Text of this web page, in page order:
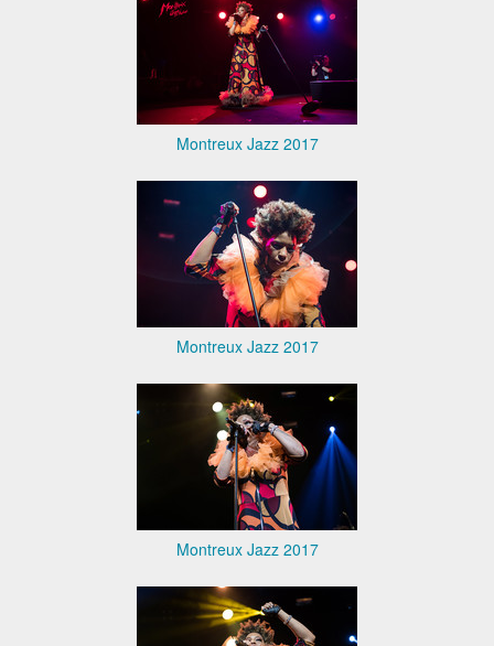
Montreux Jazz 2017
Montreux Jazz 2017
Montreux Jazz 2017